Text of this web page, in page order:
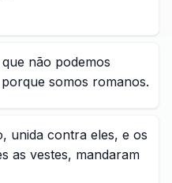
não podemos
somos romanos.
unida contra eles, e os
as vestes, mandaram